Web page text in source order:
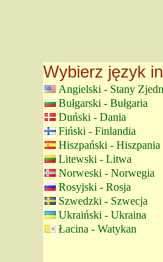
Wybierz język
Angielski - Stany
Bułgarski - Bułgaria
Duński - Dania
Fiński - Finlandia
Hiszpański - Hiszpania
Litewski - Litwa
Norweski - Norwegia
Rosyjski - Rosja
Szwedzki - Szwecja
Ukraiński - Ukraina
Łacina - Watykan